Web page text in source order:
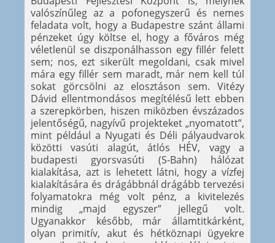
valószínűleg az a pofonegyszerű és nemes
feladata volt, hogy a Budapestre szánt állami
pénzeket úgy költse el, hogy a főváros még
véletlenül se diszponálhasson egy fillér felett
sem; nos, ezt sikerült megoldani, csak mivel
mára egy fillér sem maradt, már nem kell túl
sokat görcsölni az elosztáson sem. Vitézy
Dávid ellentmondásos megítélésű lett ebben
a szerepkörben, hiszen miközben évszázados
jelentőségű, nagyívű projekteket „nyomatott”,
mint például a Nyugati és Déli pályaudvarok
közötti vasúti alagút, átlós HÉV, vagy a
budapesti gyorsvasúti (S-Bahn) hálózat
kialakítása, azt is lehetett látni, hogy a vízfej
kialakítására és drágábbnál drágább tervezési
folyamatokra még volt pénz, a kivitelezés
mindig „majd egyszer” jellegű volt.
Ugyanakkor később, már államtitkárként,
olyan primitív, akut és hétköznapi ügyekre